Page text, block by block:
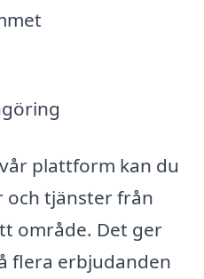
plattform kan du
och tjänster från
område. Det ger
flera erbjudanden